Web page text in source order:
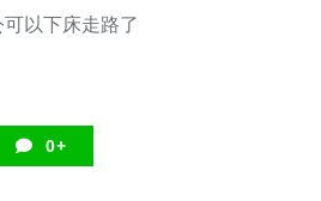
可以下床走路了
0+